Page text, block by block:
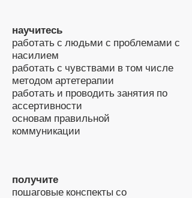
научитесь
работать с людьми с проблемами с
насилием
работать с чувствами в том числе
методом артетерапии
работать и проводить занятия по
ассертивности
основам правильной
коммуникации
получите
пошаговые конспекты со